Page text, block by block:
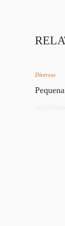
Diversos
Letícia